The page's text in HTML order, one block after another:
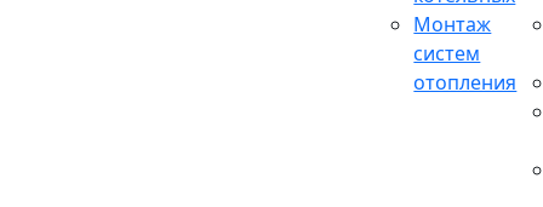
Монтаж
систем
отопления